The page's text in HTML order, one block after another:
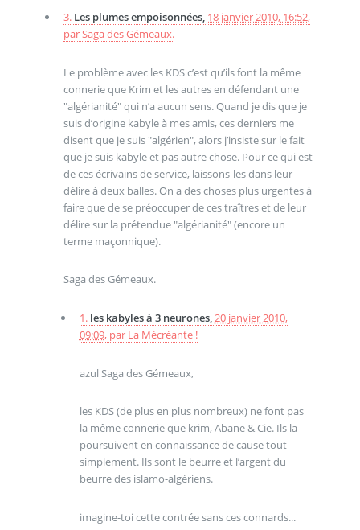
3. Les plumes empoisonnées, 18 janvier 2010, 16:52,
parSaga des Gémeaux.
Le problème avec les KDS c’est qu’ils font la même
connerie que Krim et les autres en défendant une
"algérianité" qui n’a aucun sens. Quand je dis que je
suis d’origine kabyle à mes amis, ces derniers me
disent que je suis "algérien", alors j’insiste sur le fait
que je suis kabyle et pas autre chose. Pour ce qui est
de ces écrivains de service, laissons-les dans leur
délire à deux balles. On a des choses plus urgentes à
faire que de se préoccuper de ces traîtres et de leur
délire sur la prétendue "algérianité" (encore un
terme maçonnique).
Saga des Gémeaux.
1. les kabyles à 3 neurones,20 janvier 2010,
09:09, par La Mécréante !
azul Saga des Gémeaux,
les KDS (de plus en plus nombreux) ne font pas
la même connerie que krim, Abane & Cie. Ils la
poursuivent en connaissance de cause tout
simplement. Ils sont le beurre et l’argent du
beurre des islamo-algériens.
imagine-toi cette contrée sans ces connards...